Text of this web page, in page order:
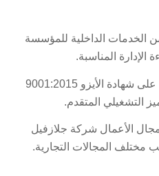
الخدمات الداخلية للمؤسسة
المناسبة.
تُظهر المؤسسات الحاصلة على شهادة الأيزو 9001:2015
التشغيلي المتقدم.
الأعمال شركة جلازفيل
مختلف المجالات التجارية.